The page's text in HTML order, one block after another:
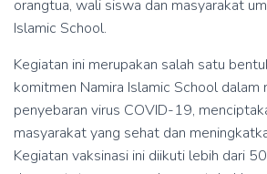
orangtua, wali siswa dan masyarakat
Islamic School.
Kegiatan ini merupakan salah satu
komitmen Namira Islamic School dalam
penyebaran virus COVID-19,
masyarakat yang sehat dan
Kegiatan vaksinasi ini diikuti lebih dari